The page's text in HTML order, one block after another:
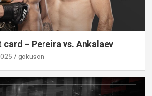
card – Pereira vs. Ankalaev
gokuson